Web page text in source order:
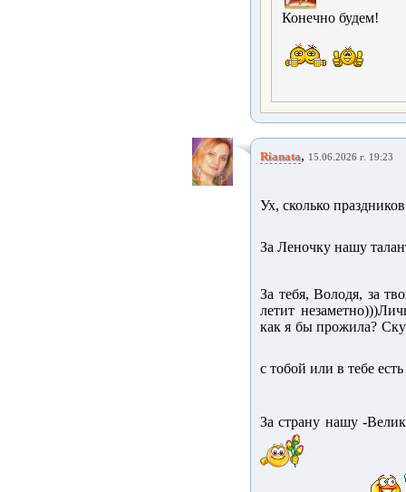
Конечно будем!
Rianata, 15.06.2026 г. 19:23
Ух, сколько
За Леночку нашу
За тебя, Володя, за
летит
как я бы прожила?
с тобой или в тебе
За страну нашу -